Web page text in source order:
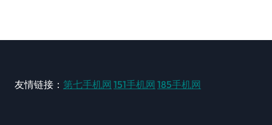
友情链接： 第七手机网 151手机网 185手机网